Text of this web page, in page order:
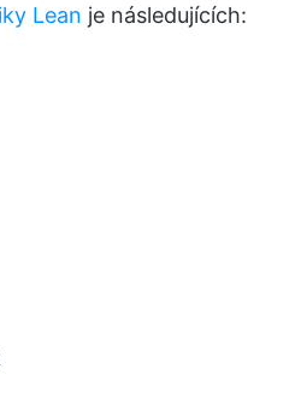
Lean je následujících: